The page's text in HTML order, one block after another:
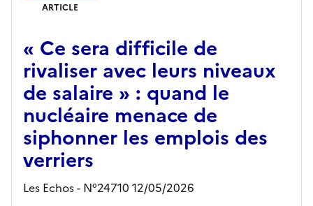
ARTICLE
« Ce sera difficile de
rivaliser avec leurs niveaux
de salaire » : quand le
nucléaire menace de
siphonner les emplois des
verriers
Les Echos - N°24710 12/05/2026